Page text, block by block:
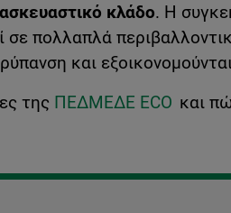
κλάδο. Η
σε πολλαπλά
και
της ΠΕΔΜΕΔΕ ECO και